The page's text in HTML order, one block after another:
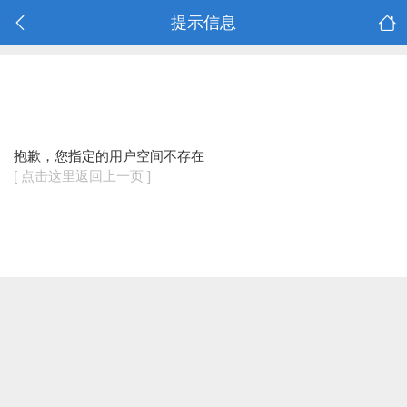
提示信息
抱歉，您指定的用户空间不存在
[ 点击这里返回上一页 ]